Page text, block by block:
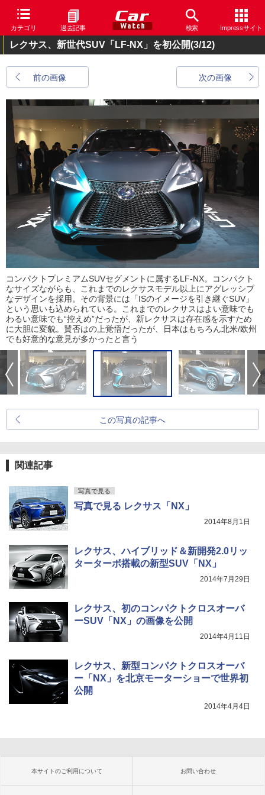
カテゴリ 過去記事 検索 Impressサイト
レクサス、新世代SUV「LF-NX」を初公開(3/12)
前の画像 次の画像
コンパクトプレミアムSUVセグメントに属するLF-NX。コンパクト
なサイズながらも、これまでのレクサスモデル以上にアグレッシブ
なデザインを採用。その背景には「ISのイメージを引き継ぐSUV」
という思いも込められている。これまでのレクサスはよい意味でも
わるい意味でも“控えめ”だったが、新レクサスは存在感を示すため
に大胆に変貌。賛否はの上覚悟だったが、日本はもちろん北米/欧州
でも好意的な意見が多かったと言う
この写真の記事へ
関連記事
写真で見る
写真で見る レクサス「NX」
2014年8月1日
レクサス、ハイブリッド＆新開発2.0リッ
ターターボ搭載の新型SUV「NX」
2014年7月29日
レクサス、初のコンパクトクロスオーバ
ーSUV「NX」の画像を公開
2014年4月11日
レクサス、新型コンパクトクロスオーバ
ー「NX」を北京モーターショーで世界初
公開
2014年4月4日
本サイトのご利用について お問い合わせ